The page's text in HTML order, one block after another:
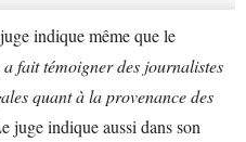
indique même que le
fait témoigner des journalistes
quant à la provenance des
juge indique aussi dans son